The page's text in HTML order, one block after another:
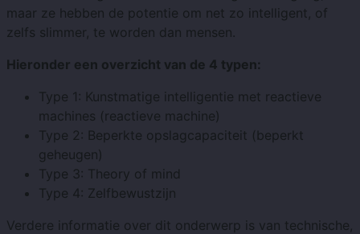
maar ze hebben de potentie om net zo intelligent, of
zelfs slimmer, te worden dan mensen.
Hieronder een overzicht van de 4 typen:
Type 1: Kunstmatige intelligentie met reactieve
machines (reactieve machine)
Type 2: Beperkte opslagcapaciteit (beperkt
geheugen)
Type 3: Theory of mind
Type 4: Zelfbewustzijn
Verdere informatie over dit onderwerp is van technische,